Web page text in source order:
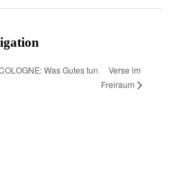
Was Gutes tun
Verse im
Freiraum